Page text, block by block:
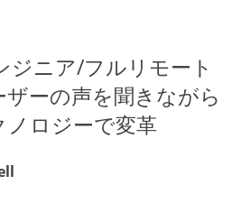
ジニア/フルリモート
ーの声を聞きながら
ロジーで変革